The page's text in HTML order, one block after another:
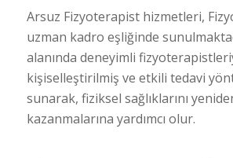
Arsuz Fizyoterapist hizmetleri,
uzman kadro eşliğinde
alanında deneyimli
kişiselleştirilmiş ve etkili tedavi
sunarak, fiziksel sağlıklarını
kazanmalarına yardımcı olur.